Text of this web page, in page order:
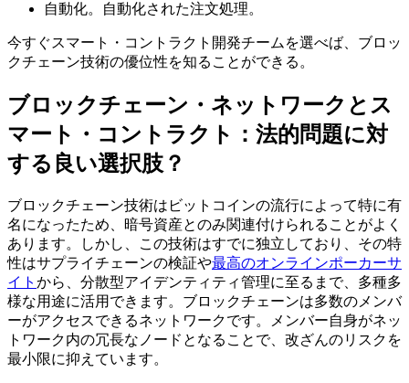
自動化。自動化された注文処理。
今すぐスマート・コントラクト開発チームを選べば、ブロッ
クチェーン技術の優位性を知ることができる。
ブロックチェーン・ネットワークとス
マート・コントラクト：法的問題に対
する良い選択肢？
ブロックチェーン技術はビットコインの流行によって特に有
名になったため、暗号資産とのみ関連付けられることがよく
あります。しかし、この技術はすでに独立しており、その特
性はサプライチェーンの検証や最高のオンラインポーカーサ
イト から、分散型アイデンティティ管理に至るまで、多種多
様な用途に活用できます。ブロックチェーンは多数のメンバ
ーがアクセスできるネットワークです。メンバー自身がネッ
トワーク内の冗長なノードとなることで、改ざんのリスクを
最小限に抑えています。